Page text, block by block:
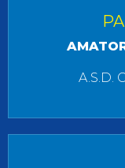
A.S.D.